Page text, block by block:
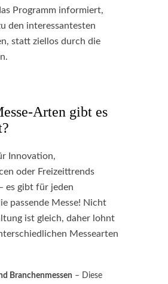
Programm informiert,
den interessantesten
statt ziellos durch die
Arten gibt es
Innovation,
oder Freizeittrends
es gibt für jeden
passende Messe! Nicht
ist gleich, daher lohnt
Messearten
Branchenmessen – Diese